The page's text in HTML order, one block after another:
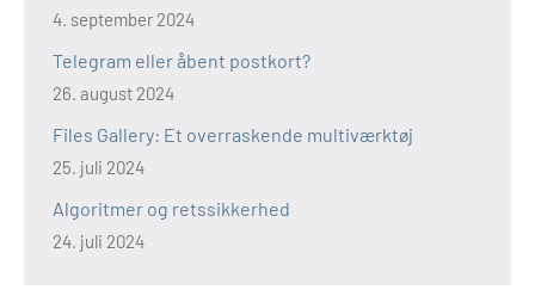
4. september 2024
Telegram eller åbent postkort?
26. august 2024
Files Gallery: Et overraskende multiværktøj
25. juli 2024
Algoritmer og retssikkerhed
24. juli 2024